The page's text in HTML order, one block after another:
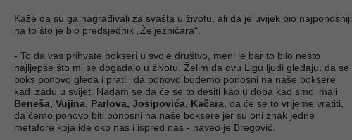
Kaže da su ga nagrađivali za svašta u životu, ali da je uvijek bio najponosniji
na to što je bio predsjednik „Željezničara“.
- To da vas prihvate bokseri u svoje društvo, meni je bar to bilo nešto
najljepše što mi se događalo u životu. Želim da ovu Ligu ljudi gledaju, da se
boks ponovo gleda i prati i da ponovo budemo ponosni na naše boksere
kad izađu u svijet. Nadam se da će se to desiti kao u doba kad smo imali
Beneša, Vujina, Parlova, Josipovića, Kačara , da će se to vrijeme vratiti,
da ćemo ponovo biti ponosni na naše boksere jer su oni znak jedne
metafore koja ide oko nas i ispred nas - naveo je Bregović.